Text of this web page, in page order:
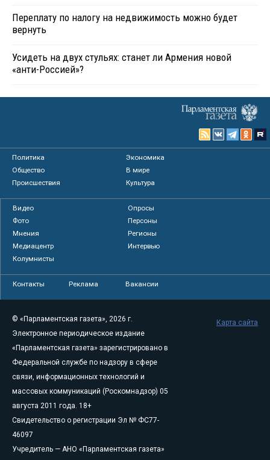
Переплату по налогу на недвижимость можно будет
вернуть
Усидеть на двух стульях: станет ли Армения новой
«анти-Россией»?
Политика
Экономика
Общество
В мире
Происшествия
Культура
Видео
Опросы
Фото
Персоны
Мнения
Регионы
Медиацентр
Интервью
Колумнисты
Контакты Реклама Вакансии
© «Парламентская газета», 2026 г.
Электронное периодическое издание
«Парламентская газета» зарегистрировано в
Федеральной службе по надзору в сфере
связи, информационных технологий и
массовых коммуникаций (Роскомнадзор) 05
августа 2011 года. 18+
Свидетельство о регистрации Эл № ФС77-
46097
Учредитель — АНО «Парламентская газета»
Карта сайта